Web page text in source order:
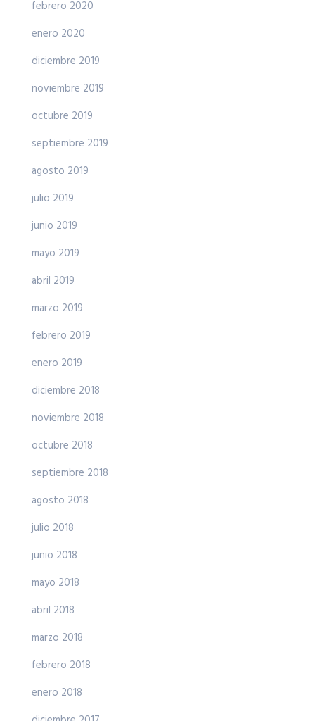
febrero 2020
enero 2020
diciembre 2019
noviembre 2019
octubre 2019
septiembre 2019
agosto 2019
julio 2019
junio 2019
mayo 2019
abril 2019
marzo 2019
febrero 2019
enero 2019
diciembre 2018
noviembre 2018
octubre 2018
septiembre 2018
agosto 2018
julio 2018
junio 2018
mayo 2018
abril 2018
marzo 2018
febrero 2018
enero 2018